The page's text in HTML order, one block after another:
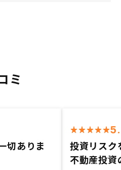
ミ
切ありま
投資リスク
不動産投資